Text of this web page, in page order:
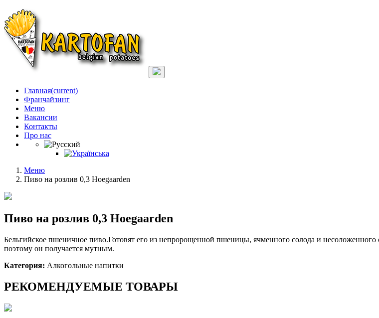
Главная(current)
Франчайзинг
Меню
Вакансии
Контакты
Про нас
Меню
Пиво на розлив 0,3 Hoegaarden
Пиво на розлив 0,3 Hoegaarden
Бельгийское пшеничное пиво.Готовят его из непророщенной пшеницы, ячменного солода и
поэтому он получается мутным.
Категория: Алкогольные напитки
РЕКОМЕНДУЕМЫЕ ТОВАРЫ